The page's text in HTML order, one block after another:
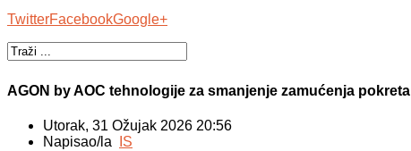
TwitterFacebookGoogle+
AGON by AOC tehnologije za smanjenje zamućenja pokreta
Utorak, 31 Ožujak 2026 20:56
Napisao/la
IS